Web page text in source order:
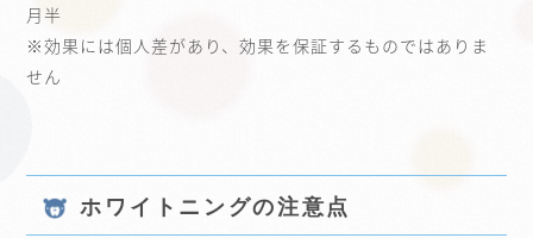
月半
※効果には個人差があり、効果を保証するものではありま
せん
ホワイトニングの注意点